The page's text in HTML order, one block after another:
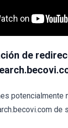
de
potencialmente
de